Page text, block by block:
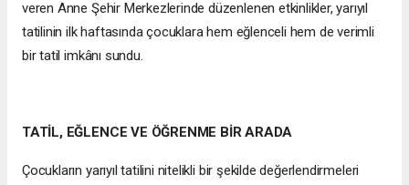
veren Anne Şehir Merkezlerinde düzenlenen etkinlikler, yarıyıl
tatilinin ilk haftasında çocuklara hem eğlenceli hem de verimli
bir tatil imkânı sundu.
TATİL, EĞLENCE VE ÖĞRENME BİR ARADA
Çocukların yarıyıl tatilini nitelikli bir şekilde değerlendirmeleri